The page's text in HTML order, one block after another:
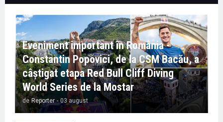
Eveniment important în România -
Constantin Popovici, de la CSM Bacău, a
câștigat etapa Red Bull Cliff Diving
World Series de la Mostar
de Reporter - 03 august